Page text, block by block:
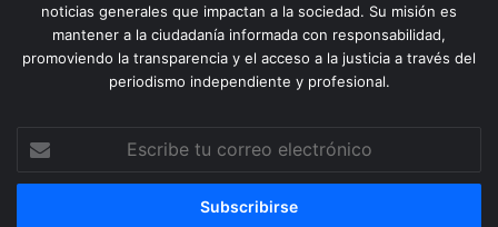
noticias generales que impactan a la sociedad. Su misión es
mantener a la ciudadanía informada con responsabilidad,
promoviendo la transparencia y el acceso a la justicia a través del
periodismo independiente y profesional.
correo